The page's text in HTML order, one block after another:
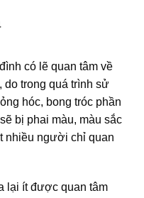
có lẽ quan tâm về
do trong quá trình sử
hóc, bong tróc phần
bị phai màu, màu sắc
nhiều người chỉ quan
lại ít được quan tâm